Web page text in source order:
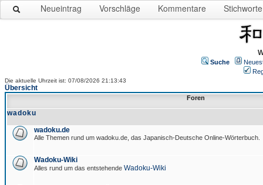
Neueintrag Vorschläge Kommentare Stichworte
Suche
Die aktuelle Uhrzeit ist: 07/08/2026 21:13:43
Übersicht
Foren
wadoku
wadoku.de
Alle Themen rund um wadoku.de, das Japanisch-Deutsche Online-Wörterbuch.
Wadoku-Wiki
Alles rund um das entstehende Wadoku-Wiki